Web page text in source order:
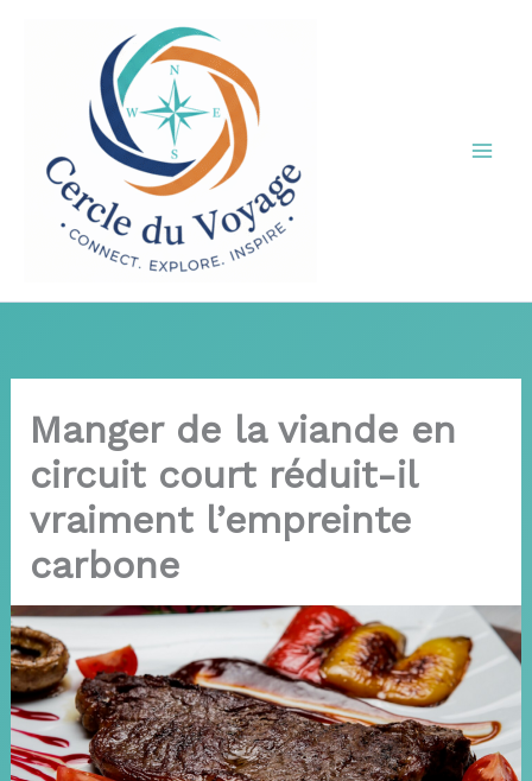
Manger de la viande en
circuit court réduit-il
vraiment l’empreinte
carbone